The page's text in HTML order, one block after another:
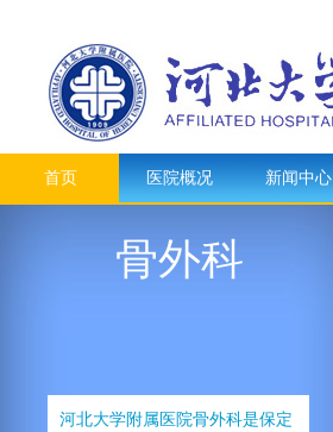
首页 医院概况 新闻中心
骨外科
河北大学附属医院骨外科是保定